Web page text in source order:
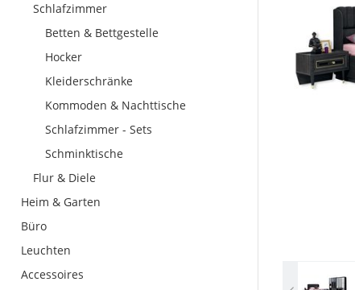
Schlafzimmer
Betten & Bettgestelle
Hocker
Kleiderschränke
Kommoden & Nachttische
Schlafzimmer - Sets
Schminktische
Flur & Diele
Heim & Garten
Büro
Leuchten
Accessoires